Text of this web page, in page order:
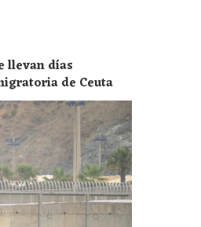
llevan días
de Ceuta